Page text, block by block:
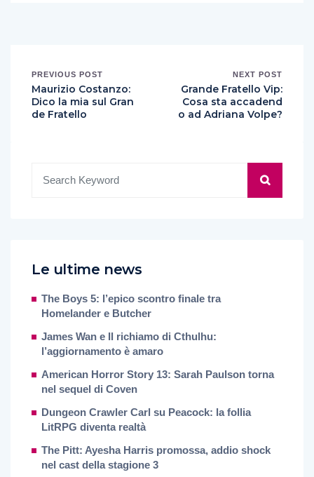
PREVIOUS POST
Maurizio Costanzo:
Dico la mia sul Gran
de Fratello
NEXT POST
Grande Fratello Vip:
Cosa sta accadend
o ad Adriana Volpe?
Le ultime news
The Boys 5: l’epico scontro finale tra
Homelander e Butcher
James Wan e Il richiamo di Cthulhu:
l’aggiornamento è amaro
American Horror Story 13: Sarah Paulson torna
nel sequel di Coven
Dungeon Crawler Carl su Peacock: la follia
LitRPG diventa realtà
The Pitt: Ayesha Harris promossa, addio shock
nel cast della stagione 3